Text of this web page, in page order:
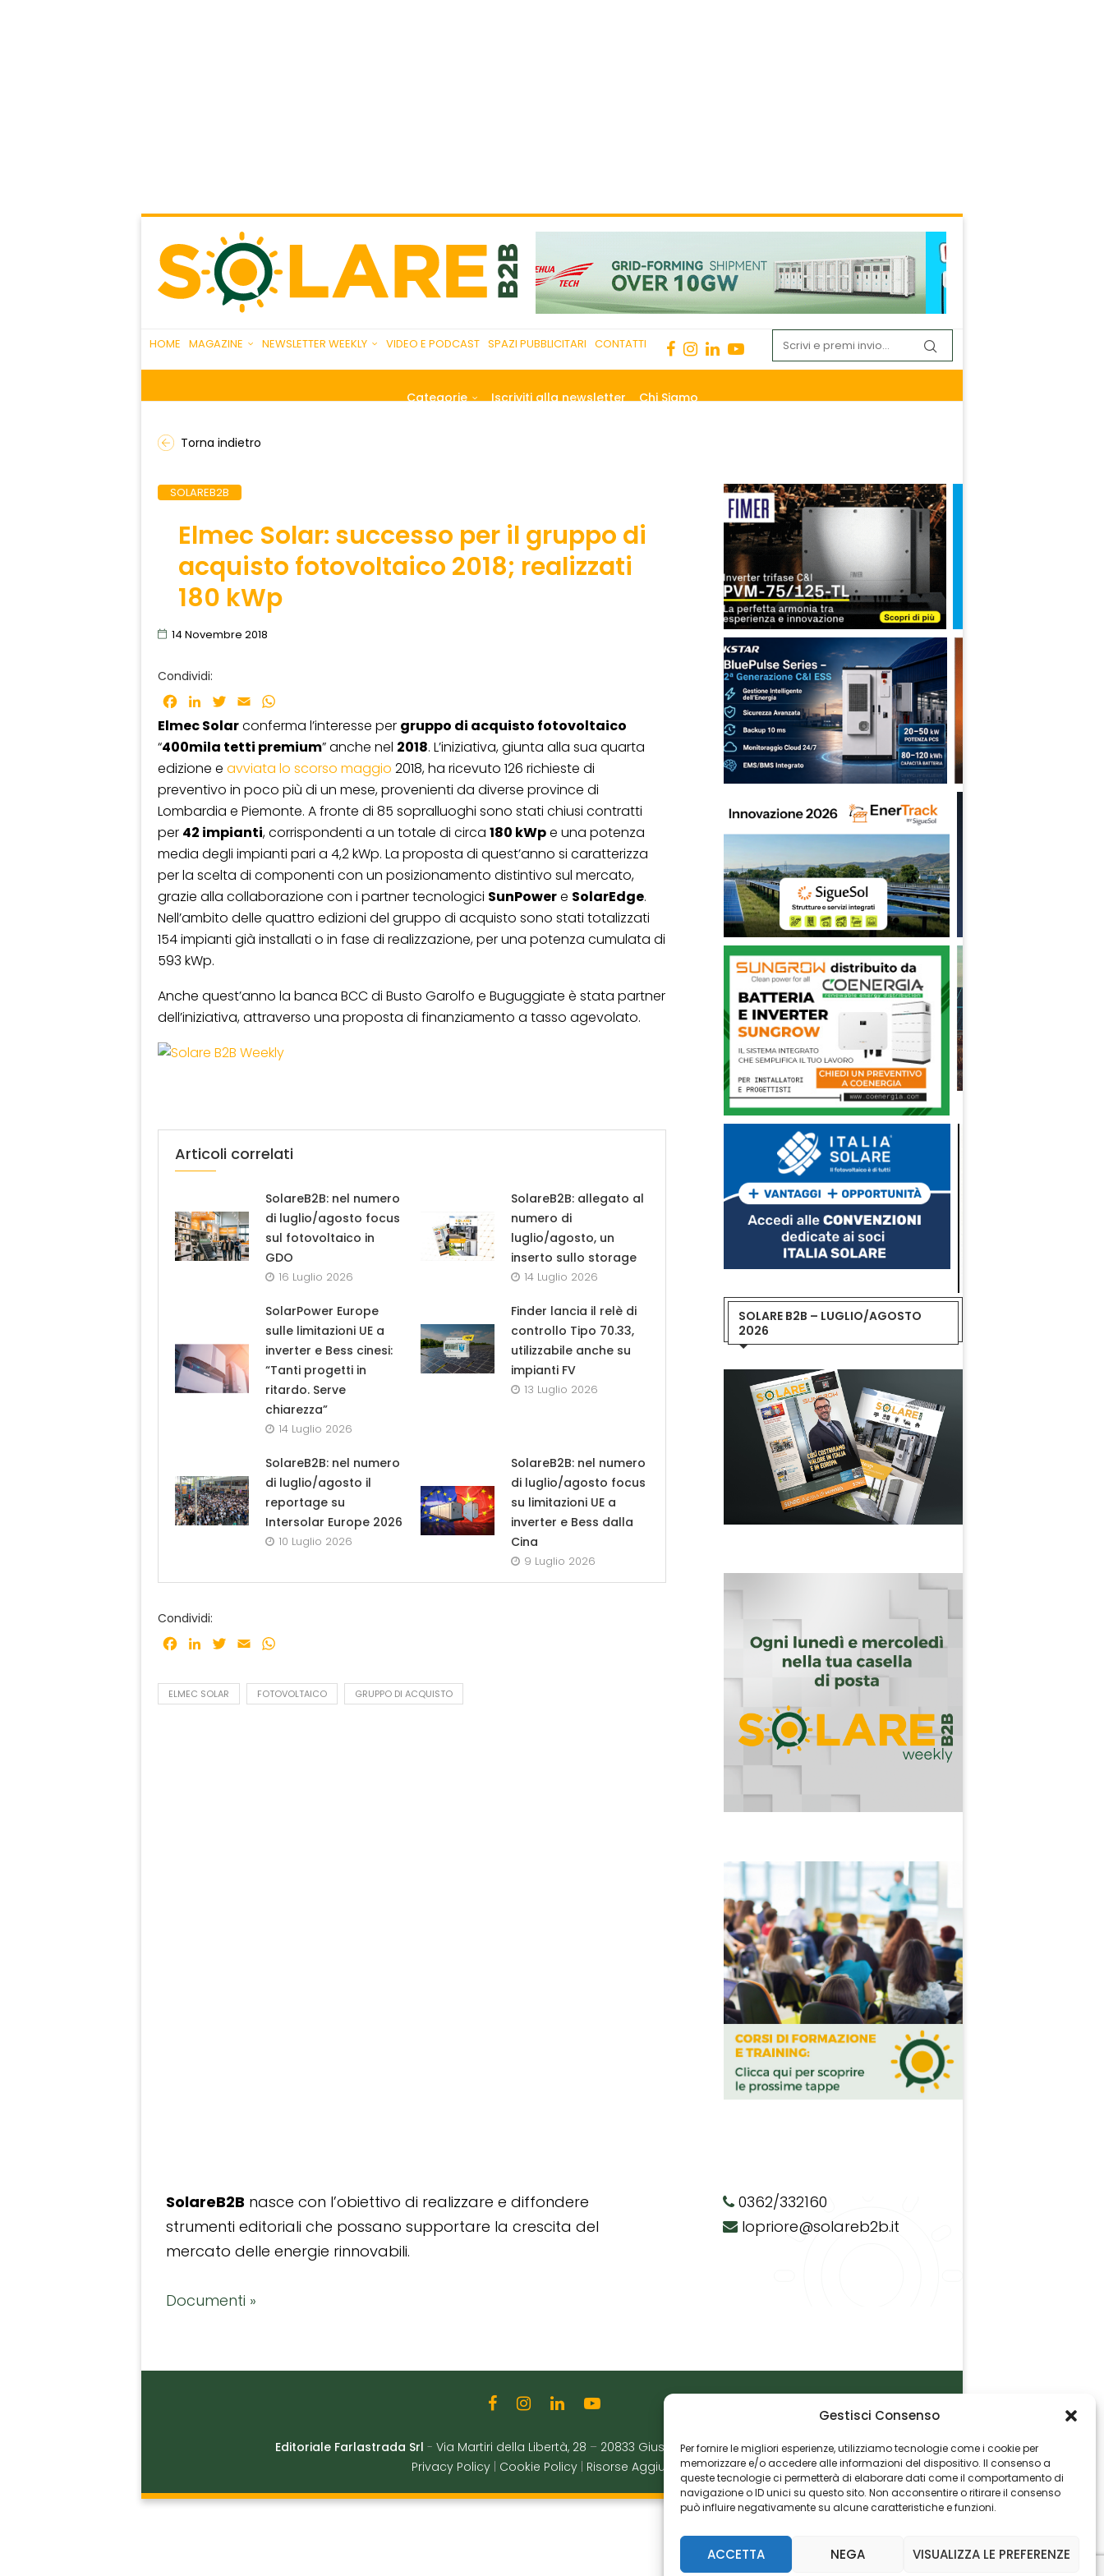
Gestisci Consenso
Per fornire le migliori esperienze, utilizziamo tecnologie come i cookie per
memorizzare e/o accedere alle informazioni del dispositivo. Il consenso a
queste tecnologie ci permetterà di elaborare dati come il comportamento di
navigazione o ID unici su questo sito. Non acconsentire o ritirare il consenso
può influire negativamente su alcune caratteristiche e funzioni.
ACCETTA NEGA VISUALIZZA LE PREFERENZE
HOME MAGAZINE NEWSLETTER WEEKLY VIDEO E PODCAST SPAZI PUBBLICITARI CONTATTI
Categorie Iscriviti alla newsletter Chi Siamo
Torna indietro
SOLAREB2B
Elmec Solar: successo per il gruppo di
acquisto fotovoltaico 2018; realizzati
180 kWp
14 Novembre 2018
Condividi:
Facebook
LinkedInTwitter
Email
Elmec Solarconferma l’interesse per gruppo di acquisto fotovoltaico
“400mila tetti premium” anche nel 2018. L’iniziativa, giunta alla sua quarta
edizione e avviata lo scorso maggio 2018, ha ricevuto 126 richieste di
preventivo in poco più di un mese, provenienti da diverse province di
Lombardia e Piemonte. A fronte di 85 sopralluoghi sono stati chiusi contratti
per 42 impianti, corrispondenti a un totale di circa 180 kWpe una potenza
media degli impianti pari a 4,2 kWp. La proposta di quest’anno si caratterizza
per la scelta di componenti con un posizionamento distintivo sul mercato,
grazie alla collaborazione con i partner tecnologici SunPowere SolarEdge.
Nell’ambito delle quattro edizioni del gruppo di acquisto sono stati totalizzati
154 impianti già installati o in fase di realizzazione, per una potenza cumulata di
593 kWp.
Anche quest’anno la banca BCC di Busto Garolfo e Buguggiate è stata partner
dell’iniziativa, attraverso una proposta di finanziamento a tasso agevolato.
Articoli correlati
SolareB2B: nel numero
di luglio/agosto focus
sul fotovoltaico in
GDO
16 Luglio 2026
SolareB2B: allegato al
numero di
luglio/agosto, un
inserto sullo storage
14 Luglio 2026
SolarPower Europe
sulle limitazioni UE a
inverter e Bess cinesi:
“Tanti progetti in
ritardo. Serve
chiarezza”
14 Luglio 2026
Finder lancia il relè di
controllo Tipo 70.33,
utilizzabile anche su
impianti FV
13 Luglio 2026
SolareB2B: nel numero
di luglio/agosto il
reportage su
Intersolar Europe 2026
10 Luglio 2026
SolareB2B: nel numero
di luglio/agosto focus
su limitazioni UE a
inverter e Bess dalla
Cina
9 Luglio 2026
Condividi:
Facebook
LinkedInTwitter
Email
ELMEC SOLAR FOTOVOLTAICO GRUPPO DI ACQUISTO
SOLARE B2B – LUGLIO/AGOSTO
2026
SolareB2B nasce con l’obiettivo di realizzare e diffondere
strumenti editoriali che possano supportare la crescita del
mercato delle energie rinnovabili.
Documenti »
0362/332160
lopriore@solareb2b.it
Editoriale Farlastrada Srl - Via Martiri della Libertà, 28 – 20833 Giussano (MB) | P.I. 06982770965
Privacy Policy
Cookie Policy Risorse Aggiuntive